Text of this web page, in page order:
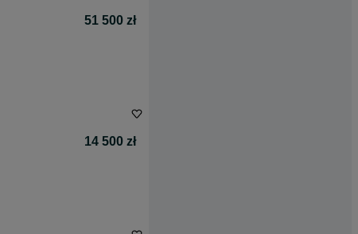
51 500 zł
14 500 zł